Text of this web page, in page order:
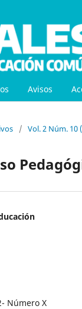
Avisos
/ Vol. 2 Núm. 10
Número X